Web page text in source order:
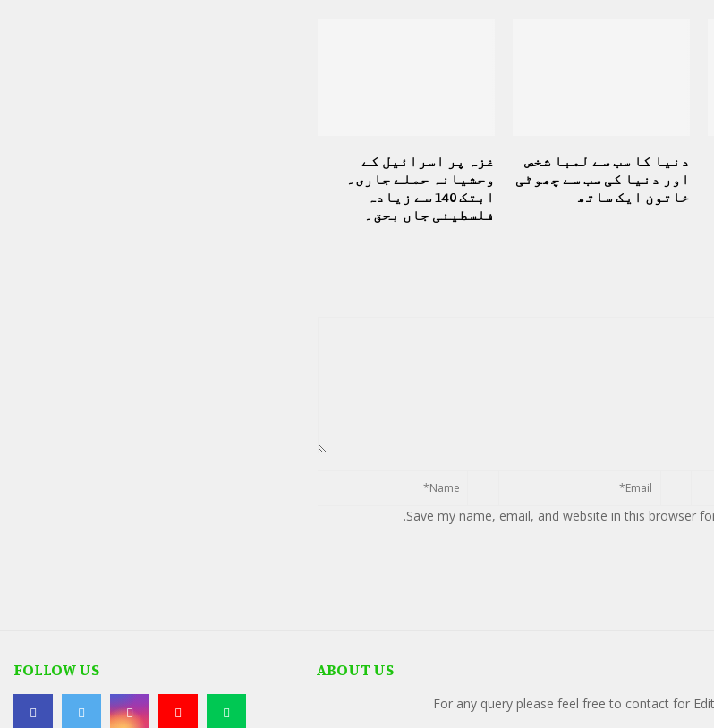
غزہ پر اسرائیل کے
وحشیانہ حملے جاری۔
ابتک 140 سے زیادہ
فلسطینی جاں بحق۔
دنیا کا سب سے لمبا شخص
اور دنیا کی سب سے چھوٹی
خاتون ایک ساتھ
Save my name, email, and website in this browser
ABOUT US
For any query please feel free to contact for
FOLLOW US